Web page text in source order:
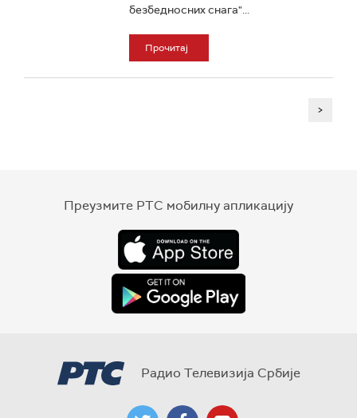
безбедносних снага"...
Прочитај
>
Преузмите РТС мобилну апликацију
Радио Телевизија Србије